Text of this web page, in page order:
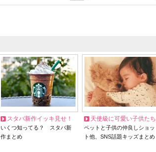
スタバ新作イッキ見せ！
いくつ知ってる？ スタバ新
作まとめ
天使級に可愛い子供たち
ペットと子供の仲良しショッ
ト他、SNS話題キッズまとめ